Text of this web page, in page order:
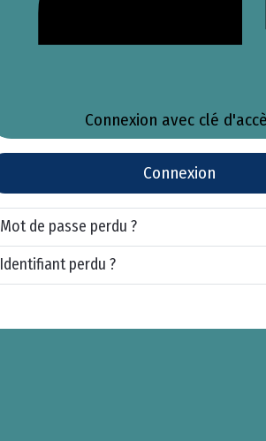
Connexion avec clé
Connexion
Mot de passe perdu ?
Identifiant perdu ?